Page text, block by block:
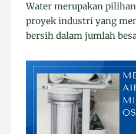
Water merupakan
proyek industri yang
bersih dalam jumlah